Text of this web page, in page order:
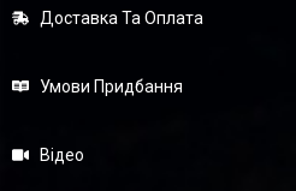
Доставка Та Оплата
Умови Придбання
Відео